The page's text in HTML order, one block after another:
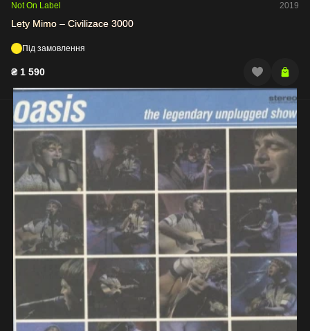
Not On Label 2019
Lety Mimo – Civilizace 3000
Під замовлення
₴ 1 590